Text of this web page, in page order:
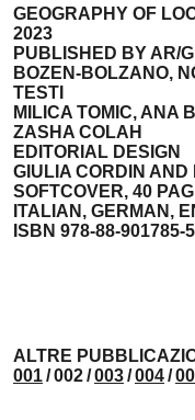
GEOGRAPHY OF
2023
PUBLISHED BY AR/
BOZEN-BOLZANO,
TESTI
MILICA TOMIC, ANA
ZASHA COLAH
EDITORIAL DESIGN
GIULIA CORDIN AND
SOFTCOVER, 40
ITALIAN, GERMAN,
ISBN 978-88-901785-
ALTRE
001/002/003/004/